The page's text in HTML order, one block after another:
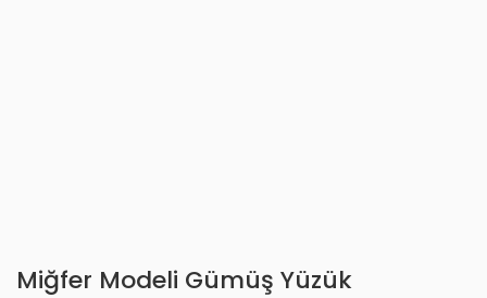
Miğfer Modeli Gümüş Yüzük